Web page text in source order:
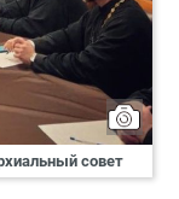
совет